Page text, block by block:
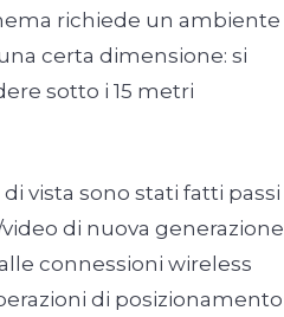
richiede un ambiente
certa dimensione: si
sotto i 15 metri
vista sono stati fatti passi
di nuova generazione
connessioni wireless
di posizionamento